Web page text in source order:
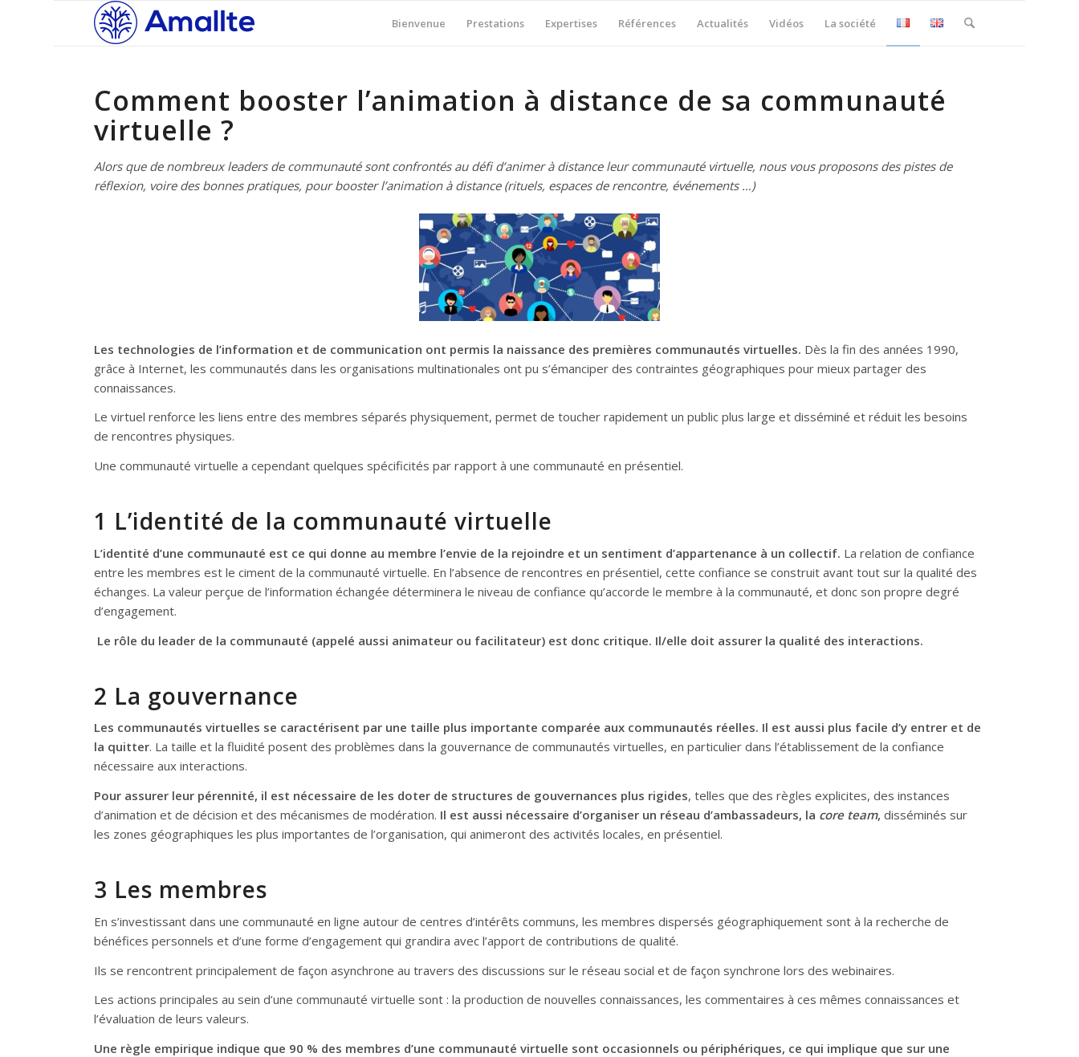
Bienvenue Prestations Expertises Références Actualités Vidéos La société
Comment booster l’animation à distance de sa communauté
virtuelle ?
Alors que de nombreux leaders de communauté sont confrontés au défi d’animer à distance leur communauté virtuelle, nous vous proposons des pistes de
réflexion, voire des bonnes pratiques, pour booster l’animation à distance (rituels, espaces de rencontre, événements …)
Les technologies de l’information et de communication ont permis la naissance des premières communautés virtuelles. Dès la fin des années 1990,
grâce à Internet, les communautés dans les organisations multinationales ont pu s’émanciper des contraintes géographiques pour mieux partager des
connaissances.
Le virtuel renforce les liens entre des membres séparés physiquement, permet de toucher rapidement un public plus large et disséminé et réduit les besoins
de rencontres physiques.
Une communauté virtuelle a cependant quelques spécificités par rapport à une communauté en présentiel.
1 L’identité de la communauté virtuelle
L’identité d’une communauté est ce qui donne au membre l’envie de la rejoindre et un sentiment d’appartenance à un collectif. La relation de confiance
entre les membres est le ciment de la communauté virtuelle. En l’absence de rencontres en présentiel, cette confiance se construit avant tout sur la qualité des
échanges. La valeur perçue de l’information échangée déterminera le niveau de confiance qu’accorde le membre à la communauté, et donc son propre degré
d’engagement.
Le rôle du leader de la communauté (appelé aussi animateur ou facilitateur) est donc critique. Il/elle doit assurer la qualité des interactions.
2 La gouvernance
Les communautés virtuelles se caractérisent par une taille plus importante comparée aux communautés réelles. Il est aussi plus facile d’y entrer et de
la quitter. La taille et la fluidité posent des problèmes dans la gouvernance de communautés virtuelles, en particulier dans l’établissement de la confiance
nécessaire aux interactions.
Pour assurer leur pérennité, il est nécessaire de les doter de structures de gouvernances plus rigides, telles que des règles explicites, des instances
d’animation et de décision et des mécanismes de modération. Il est aussi nécessaire d’organiser un réseau d’ambassadeurs, la core team, disséminés sur
les zones géographiques les plus importantes de l’organisation, qui animeront des activités locales, en présentiel.
3 Les membres
En s’investissant dans une communauté en ligne autour de centres d’intérêts communs, les membres dispersés géographiquement sont à la recherche de
bénéfices personnels et d’une forme d’engagement qui grandira avec l’apport de contributions de qualité.
Ils se rencontrent principalement de façon asynchrone au travers des discussions sur le réseau social et de façon synchrone lors des webinaires.
Les actions principales au sein d’une communauté virtuelle sont : la production de nouvelles connaissances, les commentaires à ces mêmes connaissances et
l’évaluation de leurs valeurs.
Une règle empirique indique que 90 % des membres d’une communauté virtuelle sont occasionnels ou périphériques, ce qui implique que sur une
dit :
dit :